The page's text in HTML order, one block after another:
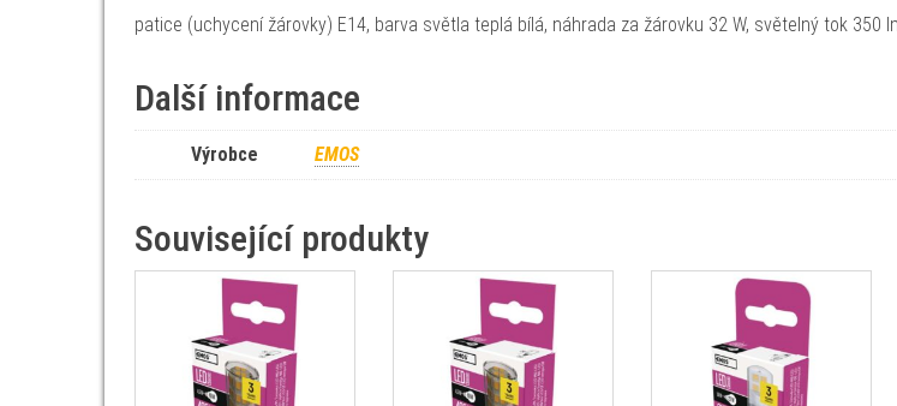
patice (uchycení žárovky) E14, barva světla teplá bílá, náhrada za žárovku 32 W, světelný tok 350
Další informace
Výrobce EMOS
Související produkty